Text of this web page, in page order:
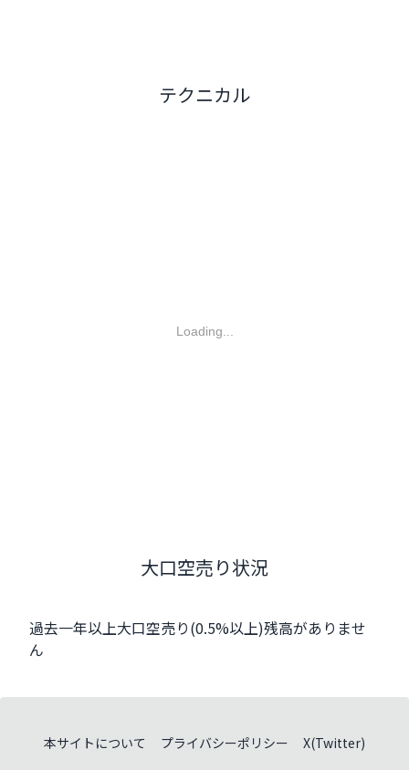
テクニカル
Loading...
大口空売り状況
過去一年以上大口空売り(0.5%以上)残高がありませ
ん
本サイトについて プライバシーポリシー X(Twitter)